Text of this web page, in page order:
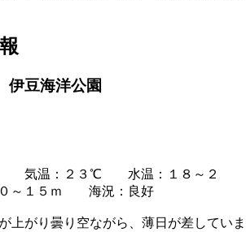
豆海洋公園
気温：２３℃ 水温：１８～２
～１５ｍ 海況：良好
上がり曇り空ながら、薄日が差していま